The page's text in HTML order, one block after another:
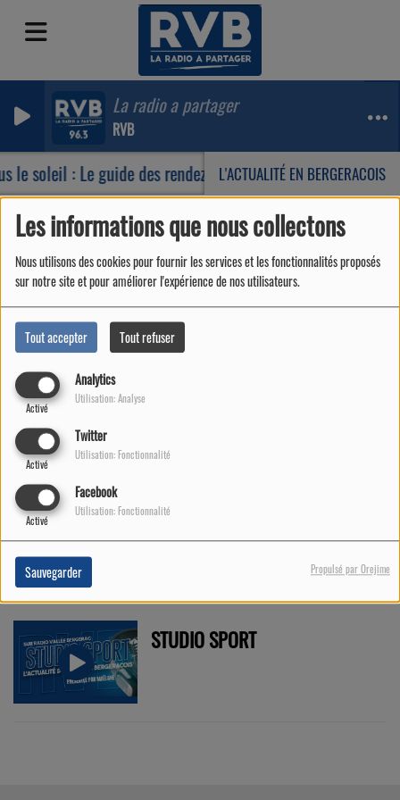
Les informations que nous collectons
Nous utilisons des cookies pour fournir les services et les fonctionnalités proposés
sur notre site et pour améliorer l'expérience de nos utilisateurs.
Tout accepter Tout refuser
Analytics
Activé
Utilisation: Analyse
Twitter
Activé
Utilisation: Fonctionnalité
Facebook
Activé
Utilisation: Fonctionnalité
Sauvegarder Propulsé par Orejime
La radio a partager
RVB
L'ACTUALITÉ EN BERGERACOIS
le soleil : Le guide des rendez-vous incontournables de
Podcasts
Podcasts
CROSSROADS
STUDIO SPORT